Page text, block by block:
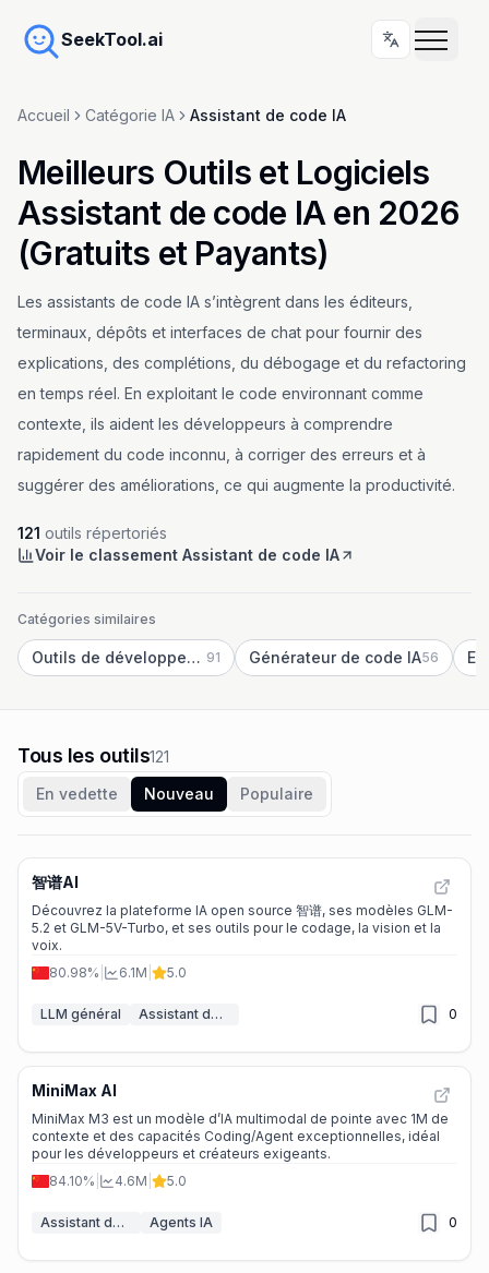
SeekTool.ai
Accueil Catégorie IA Assistant de code IA
Meilleurs Outils et Logiciels
Assistant de code IA en 2026
(Gratuits et Payants)
Les assistants de code IA s’intègrent dans les éditeurs,
terminaux, dépôts et interfaces de chat pour fournir des
explications, des complétions, du débogage et du refactoring
en temps réel. En exploitant le code environnant comme
contexte, ils aident les développeurs à comprendre
rapidement du code inconnu, à corriger des erreurs et à
suggérer des améliorations, ce qui augmente la productivité.
121 outils répertoriés
Voir le classement Assistant de code IA
Catégories similaires
Outils de développement IA 91 Générateur de code IA56
Tous les outils121
En vedette
Nouveau Populaire
智谱AI
Découvrez la plateforme IA open source 智谱, ses modèles GLM-
5.2 et GLM-5V-Turbo, et ses outils pour le codage, la vision et la
voix.
80.98%
6.1M 5.0
LLM général Assistant de code IA 0
MiniMax AI
MiniMax M3 est un modèle d’IA multimodal de pointe avec 1M de
contexte et des capacités Coding/Agent exceptionnelles, idéal
pour les développeurs et créateurs exigeants.
84.10%
4.6M 5.0
Assistant de code IA Agents IA 0